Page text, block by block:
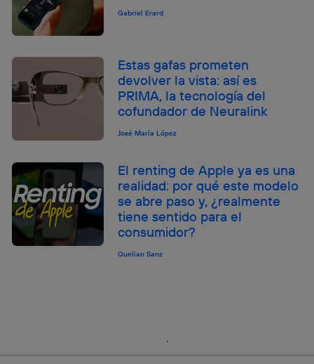
Gabriel Erard
Estas gafas prometen
devolver la vista: así es
PRIMA, la tecnología del
cofundador de Neuralink
José María López
El renting de Apple ya es una
realidad: por qué este modelo
se abre paso y, ¿realmente
tiene sentido para el
consumidor?
Quelian Sanz